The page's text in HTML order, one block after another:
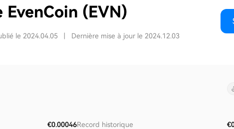
(EVN)
le 2024.04.05 Dernière mise à jour le 2024.12.03
€0.00046Record historique